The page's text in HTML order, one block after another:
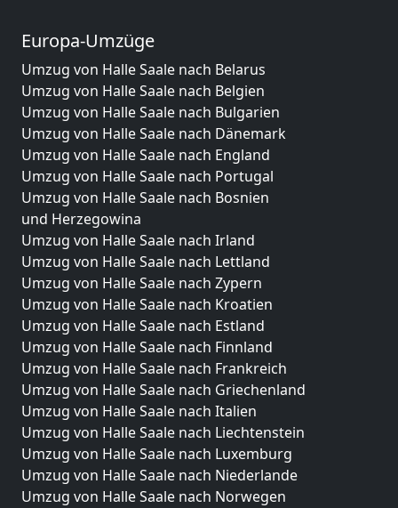
Europa-Umzüge
Umzug von Halle Saale nach Belarus
Umzug von Halle Saale nach Belgien
Umzug von Halle Saale nach Bulgarien
Umzug von Halle Saale nach Dänemark
Umzug von Halle Saale nach England
Umzug von Halle Saale nach Portugal
Umzug von Halle Saale nach Bosnien
und Herzegowina
Umzug von Halle Saale nach Irland
Umzug von Halle Saale nach Lettland
Umzug von Halle Saale nach Zypern
Umzug von Halle Saale nach Kroatien
Umzug von Halle Saale nach Estland
Umzug von Halle Saale nach Finnland
Umzug von Halle Saale nach Frankreich
Umzug von Halle Saale nach Griechenland
Umzug von Halle Saale nach Italien
Umzug von Halle Saale nach Liechtenstein
Umzug von Halle Saale nach Luxemburg
Umzug von Halle Saale nach Niederlande
Umzug von Halle Saale nach Norwegen